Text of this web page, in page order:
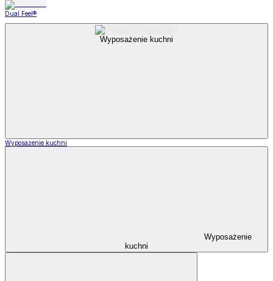
Dual Feel®
Wyposażenie kuchni
Wyposażenie kuchni
Wyposażenie
kuchni